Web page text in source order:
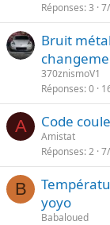
Réponses 3
Bruit
370znismoV1
Réponses 0
A Code
Amistat
Réponses 2
B
yoyo
Babaloued